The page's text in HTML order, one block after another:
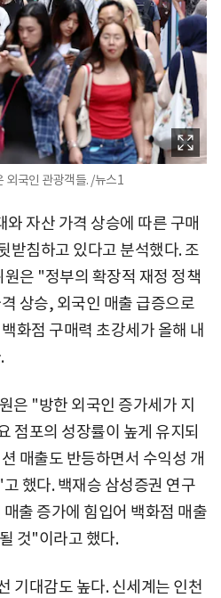
외국인 관광객들. /뉴스1
자산 가격 상승에 따른 구매
받침하고 있다고 분석했다. 조
은 "정부의 확장적 재정 정책
상승, 외국인 매출 급증으로
화점 구매력 초강세가 올해 내
은 "방한 외국인 증가세가 지
점포의 성장률이 높게 유지되
매출도 반등하면서 수익성 개
했다. 백재승 삼성증권 연구
출 증가에 힘입어 백화점 매출
것"이라고 했다.
기대감도 높다. 신세계는 인천